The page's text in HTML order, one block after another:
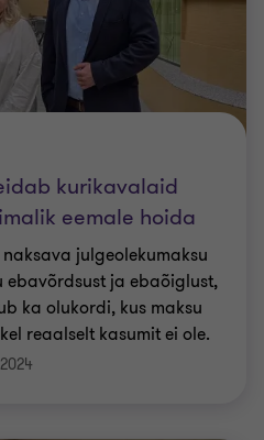
kurikavalaid
eemale hoida
julgeolekumaksu
ja ebaõiglust,
ka olukordi, kus maksu
reaalselt kasumit ei ole.